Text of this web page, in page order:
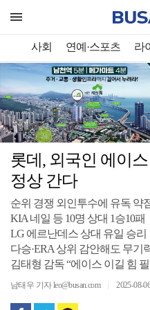
사회 연예·스포츠 라
롯데, 외국인 에이
정상 간다
순위 경쟁 외인투수에 유독 약
KIA 네일 등 10명 상대 1승10패
LG 에르난데스 상대 유일 승리
다승·ERA 상위 감안해도 무기
김태형 감독 “에이스 이길 힘
남태우 기자 leo@busan.com 2025-08-